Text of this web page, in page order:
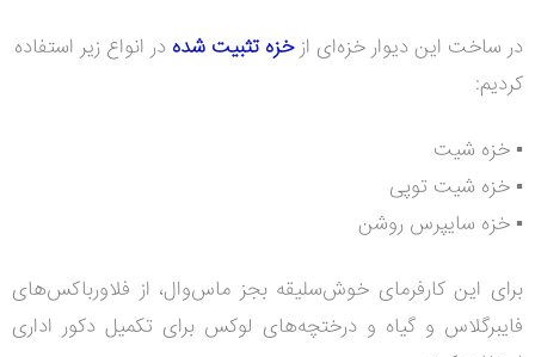
در ساخت این دیوار خزه‌ای ازخزه‌ تثبیت شده در انواع زیر استفاده
کردیم:
▪️ خزه شیت
▪️ خزه شیت توپی
▪️ خزه سایپرس روشن
برای این کارفرمای خوش‌سلیقه بجز ماس‌وال، از فلاورباکس‌های
فایبرگلاس و گیاه و درختچه‌های لوکس برای تکمیل دکور اداری